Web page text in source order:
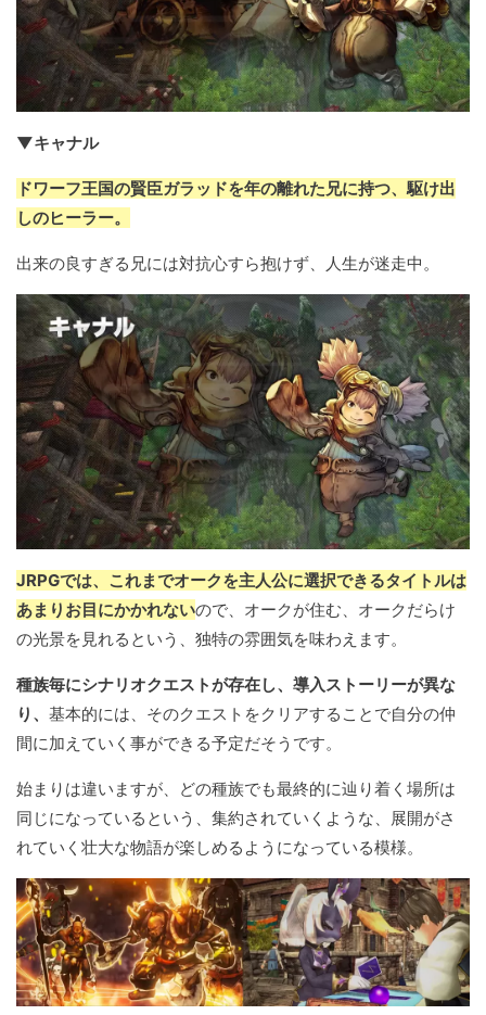
▼キャナル
ドワーフ王国の賢臣ガラッドを年の離れた兄に持つ、駆け出
しのヒーラー。
出来の良すぎる兄には対抗心すら抱けず、人生が迷走中。
JRPGでは、これまでオークを主人公に選択できるタイトルは
あまりお目にかかれないので、オークが住む、オークだらけ
の光景を見れるという、独特の雰囲気を味わえます。
種族毎にシナリオクエストが存在し、導入ストーリーが異な
り、 基本的には、そのクエストをクリアすることで自分の仲
間に加えていく事ができる予定だそうです。
始まりは違いますが、どの種族でも最終的に辿り着く場所は
同じになっているという、集約されていくような、展開がさ
れていく壮大な物語が楽しめるようになっている模様。